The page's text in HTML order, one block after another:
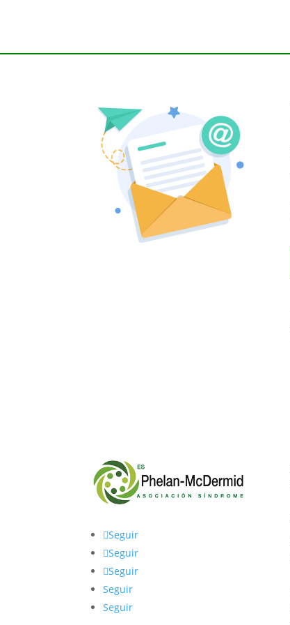
Seguir
Seguir
Seguir
Seguir
Seguir